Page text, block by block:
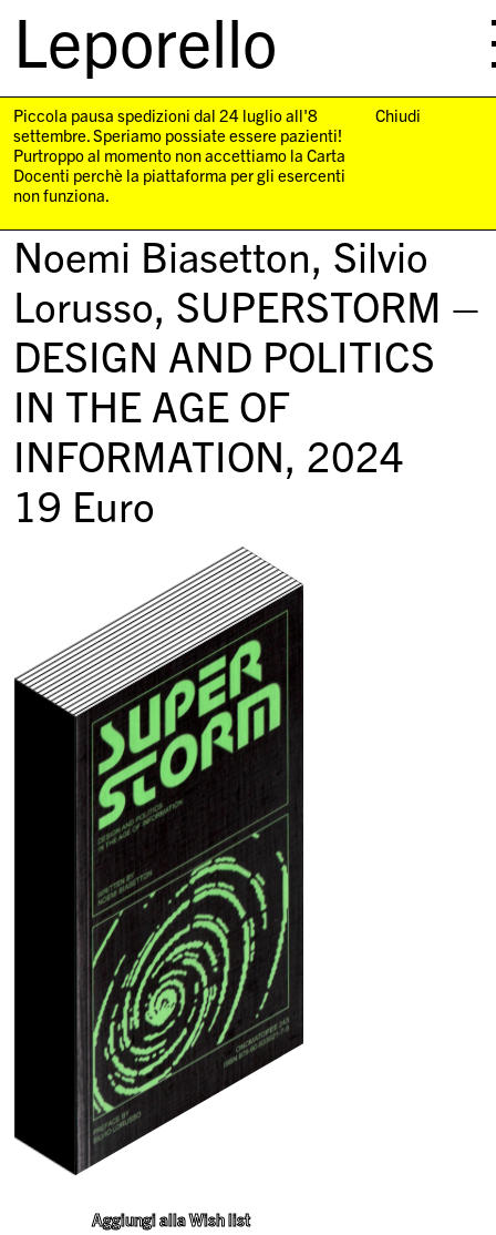
Leporello
navigation
Piccola pausa spedizioni dal 24 luglio all'8
settembre. Speriamo possiate essere pazienti!
Purtroppo al momento non accettiamo la Carta
Docenti perchè la piattaforma per gli esercenti
non funziona.
Chiudi
Noemi Biasetton, Silvio
Lorusso, SUPERSTORM –
DESIGN AND POLITICS
IN THE AGE OF
INFORMATION, 2024
19 Euro
Aggiungi alla Wish list